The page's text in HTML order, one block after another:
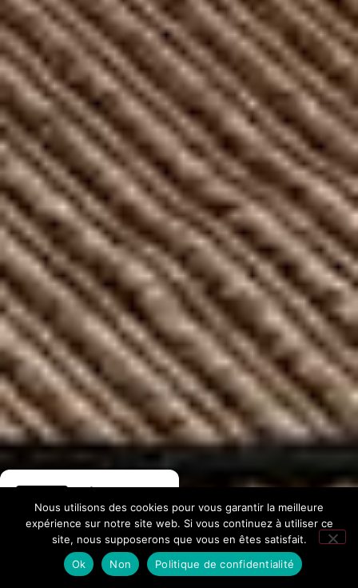
Hôtel La
Fontaine
276 avis Google
Nous utilisons des cookies pour vous garantir la meilleure
expérience sur notre site web. Si vous continuez à utiliser ce
site, nous supposerons que vous en êtes satisfait.
Ok
Non Politique de confidentialité